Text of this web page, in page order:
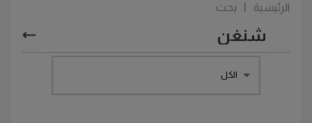
الرئيسية بحث
الكل